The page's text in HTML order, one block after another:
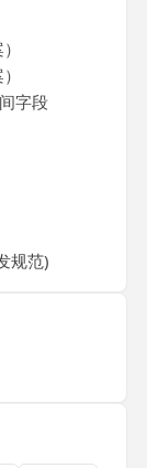
字段
规范)